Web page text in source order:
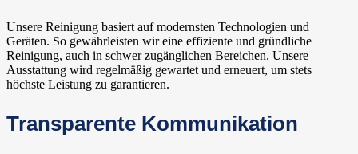
Unsere Reinigung basiert auf modernsten Technologien und
Geräten. So gewährleisten wir eine effiziente und gründliche
Reinigung, auch in schwer zugänglichen Bereichen. Unsere
Ausstattung wird regelmäßig gewartet und erneuert, um stets
höchste Leistung zu garantieren.
Transparente Kommunikation